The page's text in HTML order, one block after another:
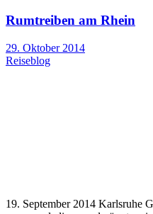
Rumtreiben am Rhein
29. Oktober 2014
Reiseblog
19. September 2014 Karlsruhe